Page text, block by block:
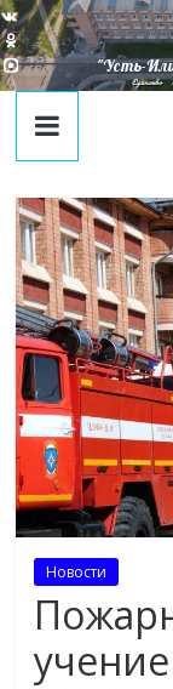
"Усть-
Единство
Новости
учение